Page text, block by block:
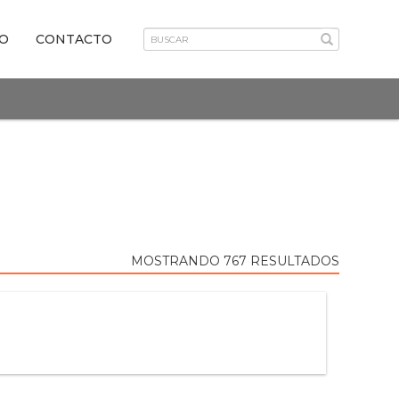
CONTACTO
MOSTRANDO 767 RESULTADOS